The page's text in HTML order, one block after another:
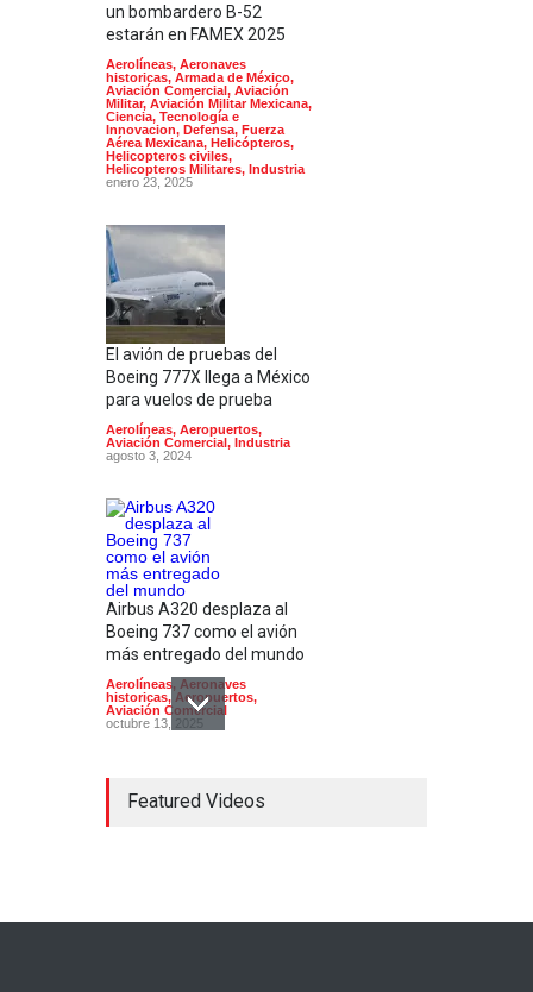
un bombardero B-52
estarán en FAMEX 2025
Aerolíneas, Aeronaves
historicas, Armada de México,
Aviación Comercial, Aviación
Militar, Aviación Militar Mexicana,
Ciencia, Tecnología e
Innovacion, Defensa, Fuerza
Aérea Mexicana, Helicópteros,
Helicopteros civiles,
Helicopteros Militares, Industria
enero 23, 2025
El avión de pruebas del
Boeing 777X llega a México
para vuelos de prueba
Aerolíneas, Aeropuertos,
Aviación Comercial, Industria
agosto 3, 2024
Airbus A320 desplaza al
Boeing 737 como el avión
más entregado del mundo
Aerolíneas, Aeronaves
historicas, Aeropuertos,
Aviación Comercial
octubre 13, 2025
Aeromar cierra
Featured Videos